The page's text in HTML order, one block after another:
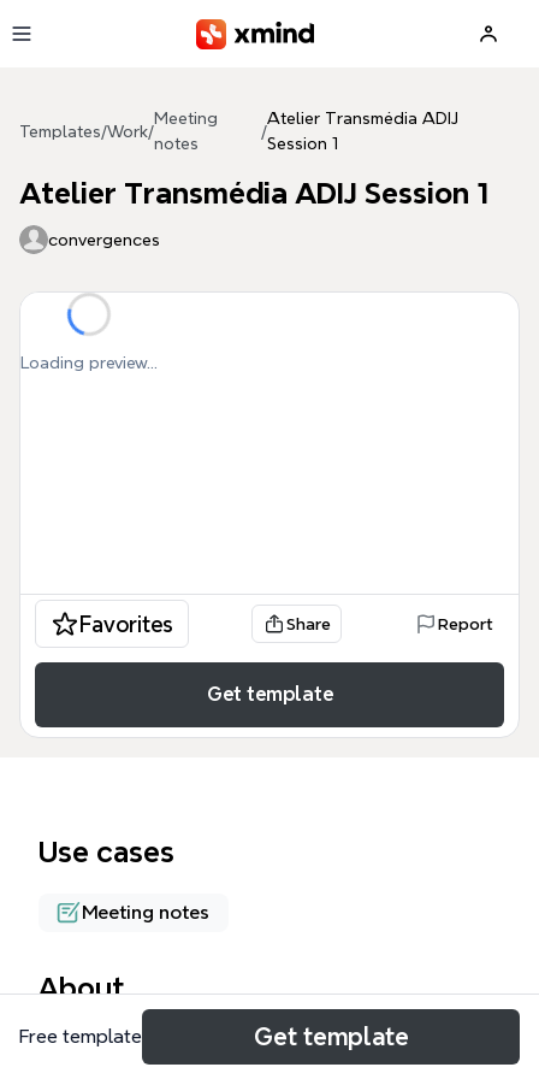
Templates/Work/
Meeting
notes
/
Atelier Transmédia ADIJ
Session 1
Atelier Transmédia ADIJ Session 1
convergences
Loading preview...
Favorites Share Report
Get template
Use cases
Meeting notes
About
Ce compte rendu de la session 1 des Ateliers
Free template Get template